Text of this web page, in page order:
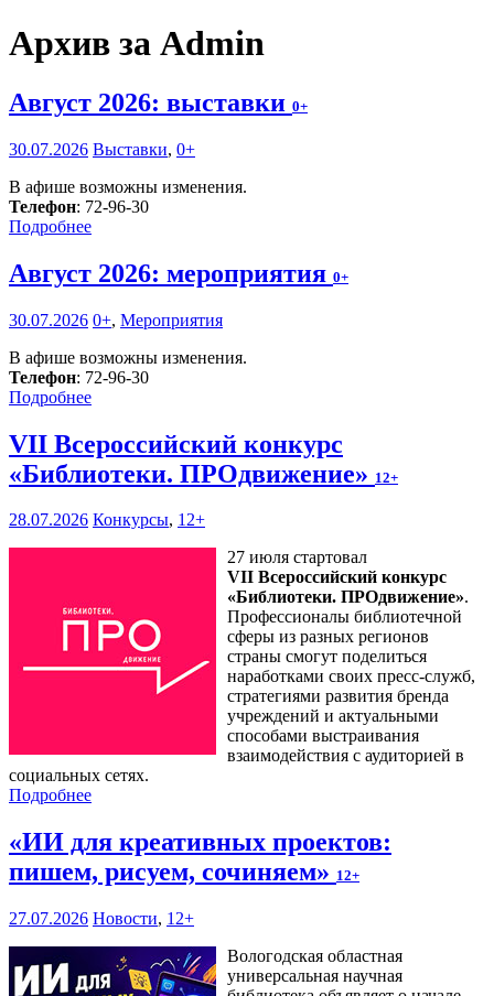
Архив за Admin
Август 2026: выставки 0+
30.07.2026 Выставки, 0+
В афише возможны изменения.
Телефон: 72-96-30
Подробнее
Август 2026: мероприятия 0+
30.07.2026 0+, Мероприятия
В афише возможны изменения.
Телефон: 72-96-30
Подробнее
VII Всероссийский конкурс
«Библиотеки. ПРОдвижение» 12+
28.07.2026 Конкурсы, 12+
27 июля стартовал
VII Всероссийский конкурс
«Библиотеки. ПРОдвижение».
Профессионалы библиотечной
сферы из разных регионов
страны смогут поделиться
наработками своих пресс-служб,
стратегиями развития бренда
учреждений и актуальными
способами выстраивания
взаимодействия с аудиторией в
социальных сетях.
Подробнее
«ИИ для креативных проектов:
пишем, рисуем, сочиняем» 12+
27.07.2026 Новости, 12+
Вологодская областная
универсальная научная